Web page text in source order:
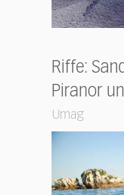
Riffe:
Piranor
Umag